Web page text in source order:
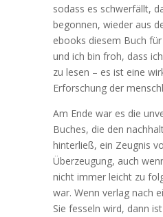
sodass es schwerfällt,
begonnen, wieder aus
ebooks diesem Buch
und ich bin froh, dass
zu lesen – es ist eine
Erforschung der
Am Ende war es die
Buches, die den
hinterließ, ein Zeugnis
Überzeugung, auch
nicht immer leicht zu
war. Wenn verlag nach
Sie fesseln wird, dann